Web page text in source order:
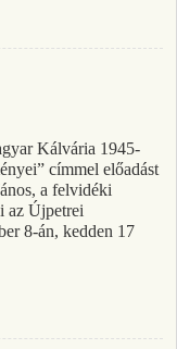
Kálvária 1945-
címmel előadást
a felvidéki
az Újpetrei
8-án, kedden 17